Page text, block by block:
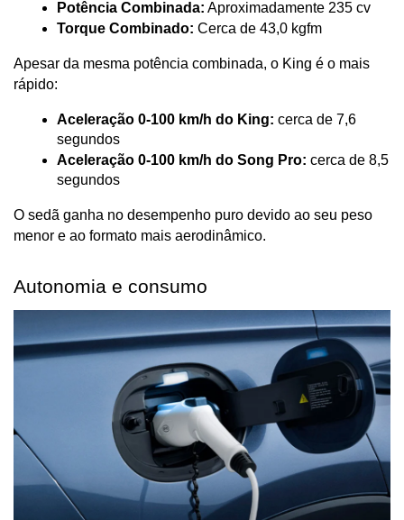
Potência Combinada: Aproximadamente 235 cv
Torque Combinado: Cerca de 43,0 kgfm
Apesar da mesma potência combinada, o King é o mais
rápido:
Aceleração 0-100 km/h do King: cerca de 7,6
segundos
Aceleração 0-100 km/h do Song Pro: cerca de 8,5
segundos
O sedã ganha no desempenho puro devido ao seu peso
menor e ao formato mais aerodinâmico.
Autonomia e consumo